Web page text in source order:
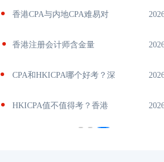
香港CPA与内地CPA难易对
香港注册会计师含金量
CPA和HKICPA哪个好考？深
HKICPA值不值得考？香港